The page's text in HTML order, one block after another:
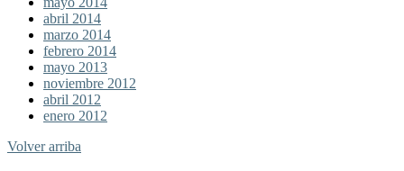
abril 2014
marzo 2014
febrero 2014
mayo 2013
noviembre 2012
abril 2012
enero 2012
Volver arriba